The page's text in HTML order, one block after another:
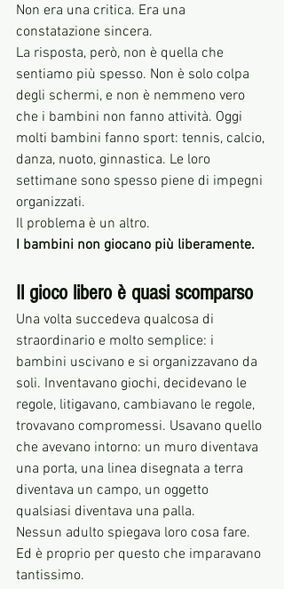
Non era una critica. Era una
constatazione sincera.
La risposta, però, non è quella che
sentiamo più spesso. Non è solo colpa
degli schermi, e non è nemmeno vero
che i bambini non fanno attività. Oggi
molti bambini fanno sport: tennis, calcio,
danza, nuoto, ginnastica. Le loro
settimane sono spesso piene di impegni
organizzati.
Il problema è un altro.
I bambini non giocano più liberamente.
Il gioco libero è quasi scomparso
Una volta succedeva qualcosa di
straordinario e molto semplice: i
bambini uscivano e si organizzavano da
soli. Inventavano giochi, decidevano le
regole, litigavano, cambiavano le regole,
trovavano compromessi. Usavano quello
che avevano intorno: un muro diventava
una porta, una linea disegnata a terra
diventava un campo, un oggetto
qualsiasi diventava una palla.
Nessun adulto spiegava loro cosa fare.
Ed è proprio per questo che imparavano
tantissimo.